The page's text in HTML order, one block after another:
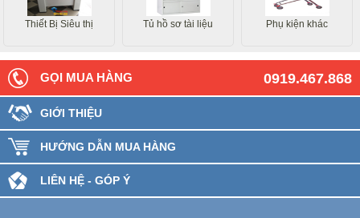
Thiết Bị Siêu thị Tủ hồ sơ tài liệu Phụ kiện khác
0919.467.868
GỌI MUA HÀNG
GIỚI THIỆU
HƯỚNG DẪN MUA HÀNG
LIÊN HỆ - GÓP Ý